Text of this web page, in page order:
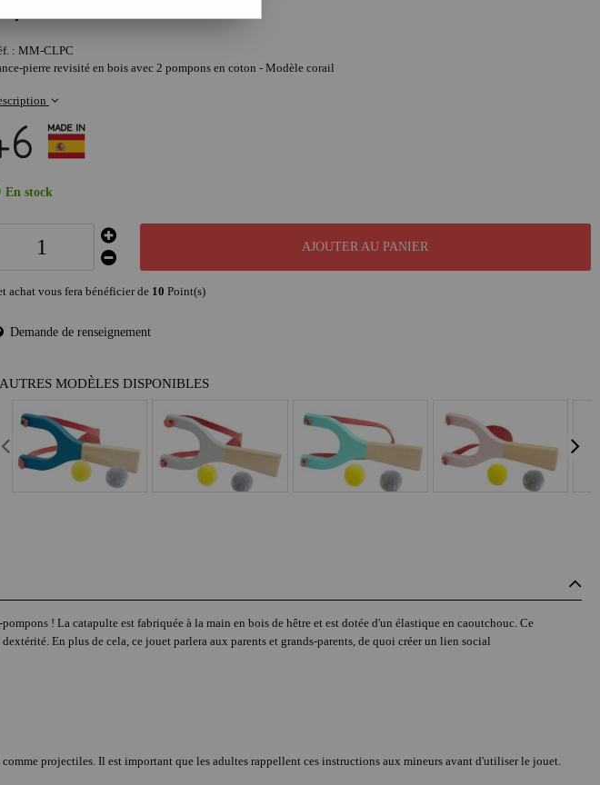
,90€
: MM-CLPC
pierre revisité en bois avec 2 pompons en coton - Modèle corail
En stock
AJOUTER AU PANIER
achat vous fera bénéficier de 10 Point(s)
Demande de renseignement
MODÈLES DISPONIBLES
! La catapulte est fabriquée à la main en bois de hêtre et est dotée d'un élastique en caoutchouc. Ce
En plus de cela, ce jouet parlera aux parents et grands-parents, de quoi créer un lien social
projectiles. Il est important que les adultes rappellent ces instructions aux mineurs avant d'utiliser le jouet.